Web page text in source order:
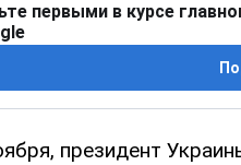
первыми в курсе
президент